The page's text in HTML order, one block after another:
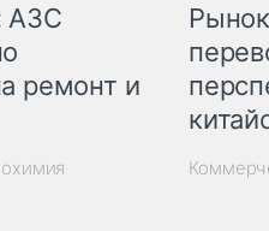
АЗС
ремонт и